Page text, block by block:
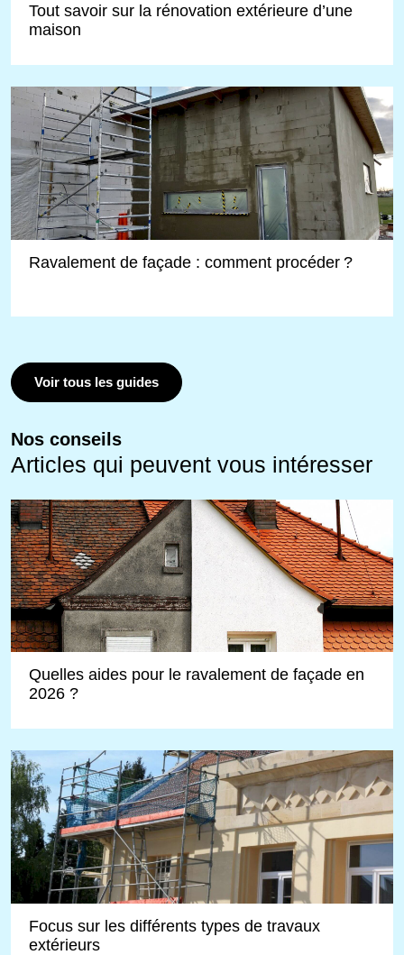
Tout savoir sur la rénovation extérieure d’une
maison
Ravalement de façade : comment procéder ?
Voir tous les guides
Nos conseils
Articles qui peuvent vous intéresser
Quelles aides pour le ravalement de façade en
2026 ?
Focus sur les différents types de travaux
extérieurs